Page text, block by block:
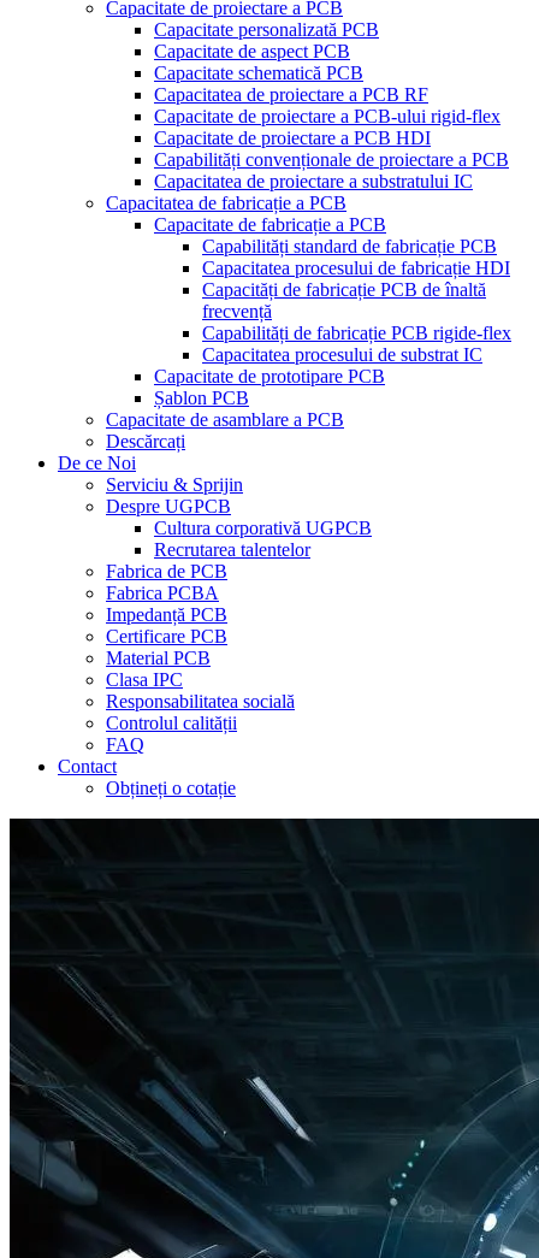
Capacitate de proiectare a PCB
Capacitate personalizată PCB
Capacitate de aspect PCB
Capacitate schematică PCB
Capacitatea de proiectare a PCB RF
Capacitate de proiectare a PCB-ului rigid-flex
Capacitate de proiectare a PCB HDI
Capabilități convenționale de proiectare a PCB
Capacitatea de proiectare a substratului IC
Capacitatea de fabricație a PCB
Capacitate de fabricație a PCB
Capabilități standard de fabricație PCB
Capacitatea procesului de fabricație HDI
Capacități de fabricație PCB de înaltă
frecvență
Capabilități de fabricație PCB rigide-flex
Capacitatea procesului de substrat IC
Capacitate de prototipare PCB
Șablon PCB
Capacitate de asamblare a PCB
Descărcați
De ce Noi
Serviciu & Sprijin
Despre UGPCB
Cultura corporativă UGPCB
Recrutarea talentelor
Fabrica de PCB
Fabrica PCBA
Impedanță PCB
Certificare PCB
Material PCB
Clasa IPC
Responsabilitatea socială
Controlul calității
FAQ
Contact
Obțineți o cotație